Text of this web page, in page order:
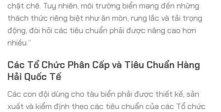
chặt chẽ. Tuy nhiên, môi trường biển mang đến những
thách thức riêng biệt như ăn mòn, rung lắc và tải trọng
động, đòi hỏi các tiêu chuẩn phải được nâng cao hơn
nhiều.”
Các Tổ Chức Phân Cấp và Tiêu Chuẩn Hàng
Hải Quốc Tế
Các con đội dùng cho tàu biển phải được thiết kế, sản
xuất và kiểm định theo các tiêu chuẩn của các Tổ chức